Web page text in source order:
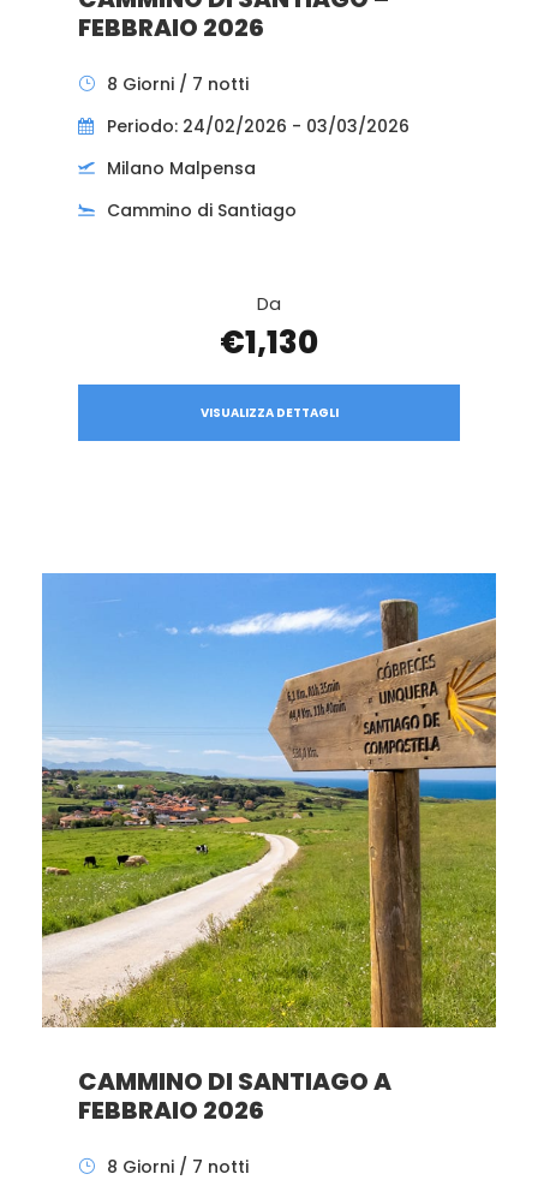
FEBBRAIO 2026
8 Giorni / 7 notti
Periodo: 24/02/2026 - 03/03/2026
Milano Malpensa
Cammino di Santiago
Da
€1,130
VISUALIZZA DETTAGLI
CAMMINO DI SANTIAGO A
FEBBRAIO 2026
8 Giorni / 7 notti